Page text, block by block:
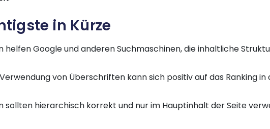
in Kürze
helfen Google und anderen Suchmaschinen, die inhaltliche
von Überschriften kann sich positiv auf das Ranking in
sollten hierarchisch korrekt und nur im Hauptinhalt der Seite